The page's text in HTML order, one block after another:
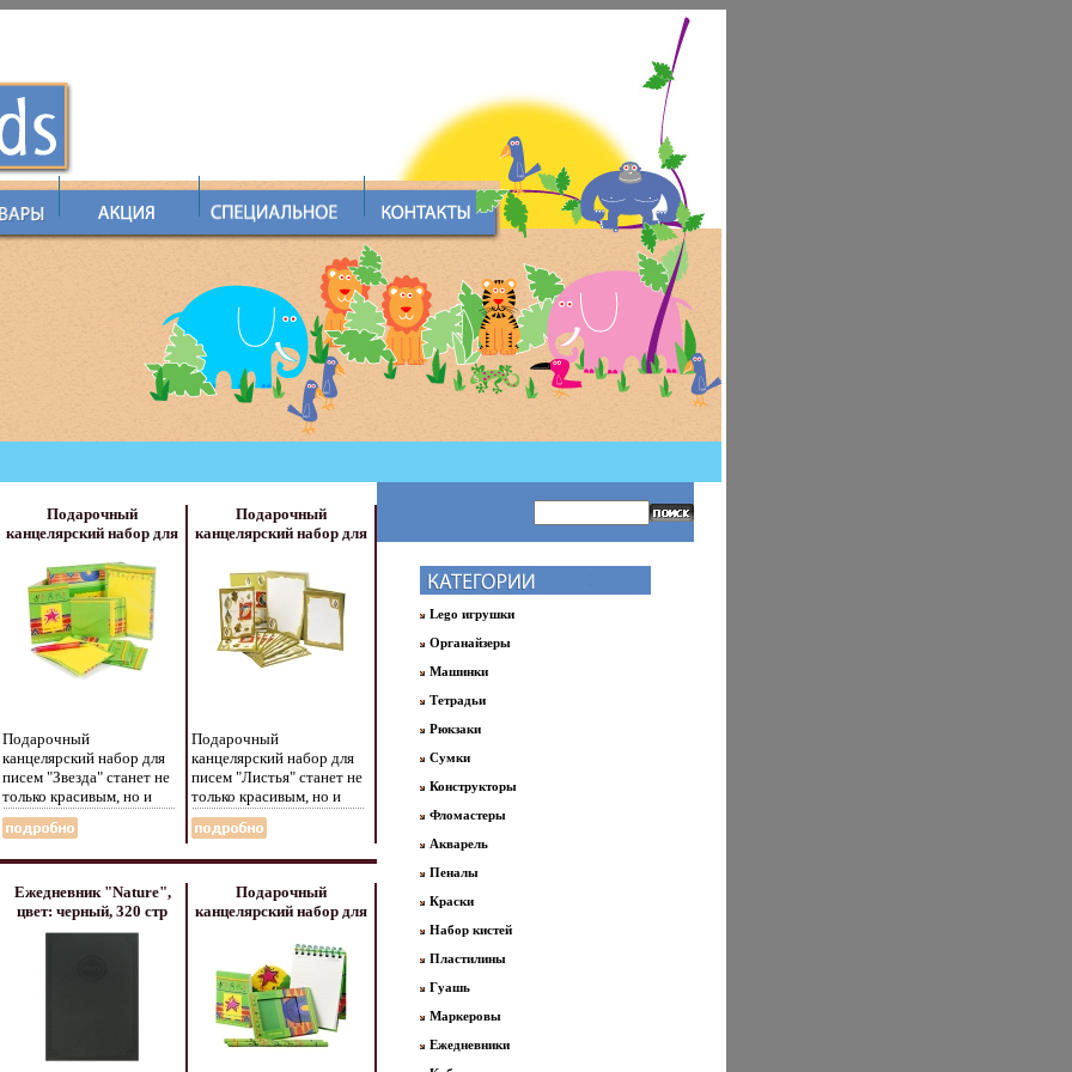
Подарочный
канцелярский набор для
Изготовитель: Китай
Артикул: 9611 инфо
5764e.
Подарочный
канцелярский набор для
писем "Звезда" станет не
только красивым, но и
функциональным
подарком Набор состоит
со сменным стержнем, 12
карточек дласюдтя писем
и 12 конвертов Предметы
Характеристики: Длина
Подарочный
канцелярский набор для
Изготовитель: Китай
Артикул: 9613 инфо
5765e.
Подарочный
канцелярский набор для
писем "Листья" станет не
только красивым, но и
функциональным
подарком Набор состоит
со сменным стержнем, 12
карточек дласькшя писем
набора, выполненные в
яркой цветовой гамме,
хранятся в оригинальной
подарочной коробке,
закрывающейся широким
магнитным клапаном
Ежедневник "Nature",
цвет: черный, 320 стр
Цвет: черный
Подарочный
канцелярский набор для
предметов дерево
Изготовитель: Китай
Артикул: 9623 инфо
5768e.
Lego игрушки
Органайзеры
Машинки
Тетрадьи
Рюкзаки
Сумки
Конструкторы
Фломастеры
Акварель
Пеналы
Краски
Набор кистей
Пластилины
Гуашь
Маркеровы
Ежедневники